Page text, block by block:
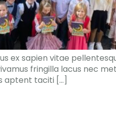
ex sapien vitae
fringilla lacus nec
aptent taciti […]